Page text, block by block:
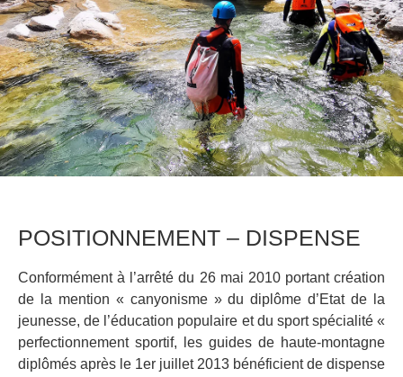
POSITIONNEMENT – DISPENSE
Conformément à l’arrêté du 26 mai 2010 portant création
de la mention « canyonisme » du diplôme d’Etat de la
jeunesse, de l’éducation populaire et du sport spécialité «
perfectionnement sportif, les guides de haute-montagne
diplômés après le 1er juillet 2013 bénéficient de dispense